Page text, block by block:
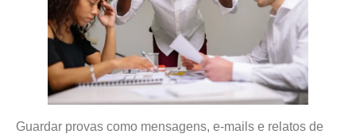
Guardar provas como mensagens, e-mails e relatos de